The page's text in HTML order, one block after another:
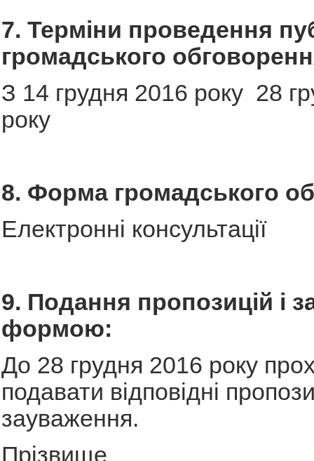
7. Терміни проведення
громадського
З 14 грудня 2016 року 28
року
8. Форма громадського
Електронні консультації
9. Подання пропозицій і
формою:
До 28 грудня 2016 року
подавати відповідні
зауваження.
Прізвище